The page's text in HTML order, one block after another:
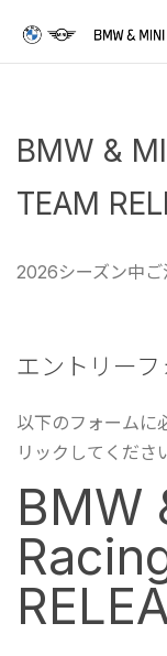
BMW &
TEAM
2026シーズン中ご
エントリーフ
以下のフォームに
リックしてくださ
BMW